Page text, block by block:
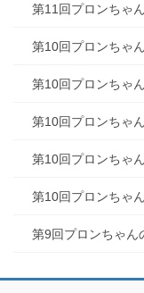
第11回プロンちゃ
第10回プロンちゃ
第10回プロンちゃ
第10回プロンちゃ
第10回プロンちゃ
第10回プロンちゃ
第9回プロンちゃん